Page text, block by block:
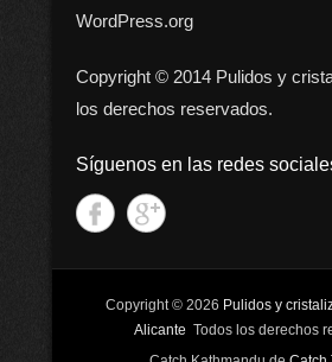
WordPress.org
Copyright © 2014 Pulidos y
los derechos reservados.
Síguenos en las redes
Copyright © 2026 Pulidos y
Alicante Todos los derechos